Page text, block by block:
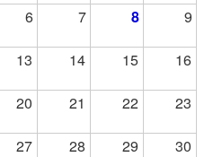
6 7 8 9
13 14 15 16
20 21 22 23
27 28 29 30